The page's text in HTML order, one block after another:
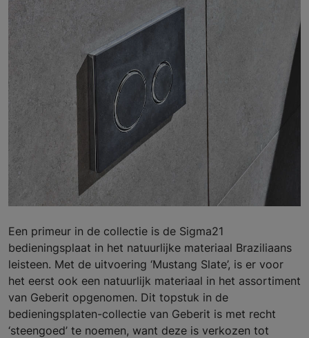
Een primeur in de collectie is de Sigma21
bedieningsplaat in het natuurlijke materiaal Braziliaans
leisteen. Met de uitvoering ‘Mustang Slate’, is er voor
het eerst ook een natuurlijk materiaal in het assortiment
van Geberit opgenomen. Dit topstuk in de
bedieningsplaten-collectie van Geberit is met recht
‘steengoed’ te noemen, want deze is verkozen tot